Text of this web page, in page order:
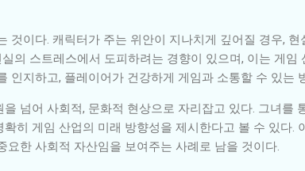
것이다. 캐릭터가 주는 위안이 지나치게 깊어질 경우,
의 스트레스에서 도피하려는 경향이 있으며, 이는 게임
지하고, 플레이어가 건강하게 게임과 소통할 수 있는
넘어 사회적, 문화적 현상으로 자리잡고 있다. 그녀를
히 게임 산업의 미래 방향성을 제시한다고 볼 수 있다.
한 사회적 자산임을 보여주는 사례로 남을 것이다.